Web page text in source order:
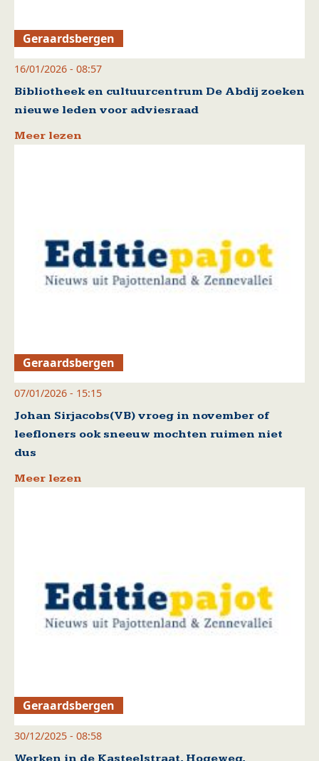
Geraardsbergen
16/01/2026 - 08:57
Bibliotheek en cultuurcentrum De Abdij zoeken
nieuwe leden voor adviesraad
Meer lezen
Geraardsbergen
07/01/2026 - 15:15
Johan Sirjacobs(VB) vroeg in november of
leefloners ook sneeuw mochten ruimen niet
dus
Meer lezen
Geraardsbergen
30/12/2025 - 08:58